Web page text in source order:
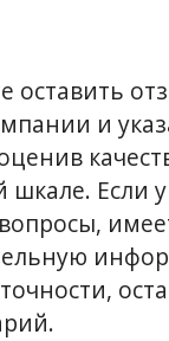
оставить
и
шкале. Если